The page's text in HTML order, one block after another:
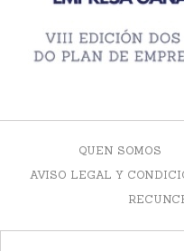
QUEN SOMOS
AVISO LEGAL Y